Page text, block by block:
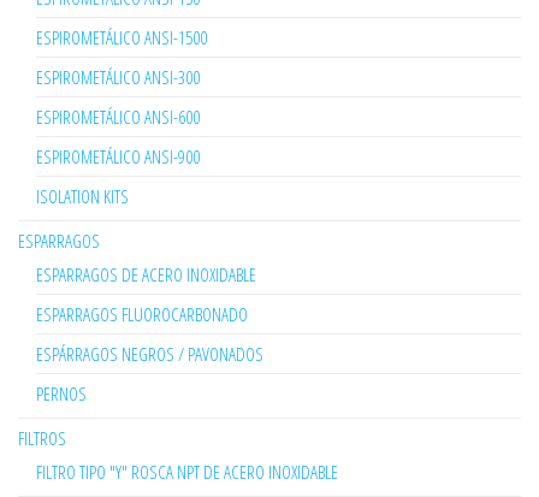
ESPIROMETÁLICO ANSI-1500
ESPIROMETÁLICO ANSI-300
ESPIROMETÁLICO ANSI-600
ESPIROMETÁLICO ANSI-900
ISOLATION KITS
ESPARRAGOS
ESPARRAGOS DE ACERO INOXIDABLE
ESPARRAGOS FLUOROCARBONADO
ESPÁRRAGOS NEGROS / PAVONADOS
PERNOS
FILTROS
FILTRO TIPO "Y" ROSCA NPT DE ACERO INOXIDABLE